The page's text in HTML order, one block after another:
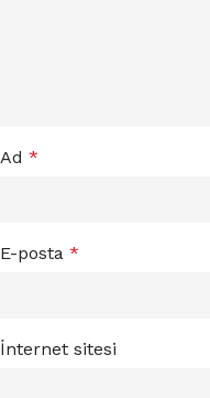
Ad *
E-posta *
İnternet sitesi